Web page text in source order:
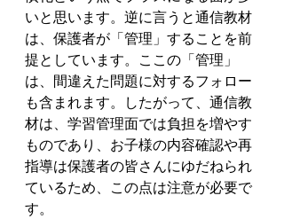
いと思います。逆に言うと通信教材
は、保護者が「管理」することを前
提としています。ここの「管理」
は、間違えた問題に対するフォロー
も含まれます。したがって、通信教
材は、学習管理面では負担を増やす
ものであり、お子様の内容確認や再
指導は保護者の皆さんにゆだねられ
ているため、この点は注意が必要で
す。